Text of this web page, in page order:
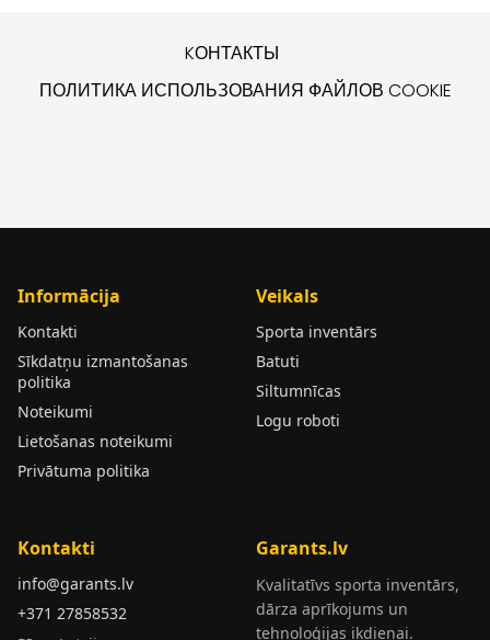
KОНТАКТЫ
ПОЛИТИКА ИСПОЛЬЗОВАНИЯ ФАЙЛОВ COOKIE
Informācija
Kontakti
Sīkdatņu izmantošanas
politika
Noteikumi
Lietošanas noteikumi
Privātuma politika
Veikals
Sporta inventārs
Batuti
Siltumnīcas
Logu roboti
Kontakti
info@garants.lv
+371 27858532
Garants.lv
Kvalitatīvs sporta inventārs,
dārza aprīkojums un
tehnoloģijas ikdienai.